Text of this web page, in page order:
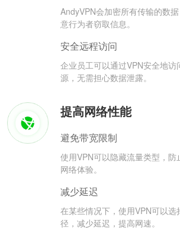
AndyVPN会加密所有传输的数
意行为者窃取信息。
安全远程访问
企业员工可以通过VPN安全地访
源，无需担心数据泄露。
提高网络性能
避免带宽限制
使用VPN可以隐藏流量类型，防
网络体验。
减少延迟
在某些情况下，使用VPN可以选
径，减少延迟，提高网速。